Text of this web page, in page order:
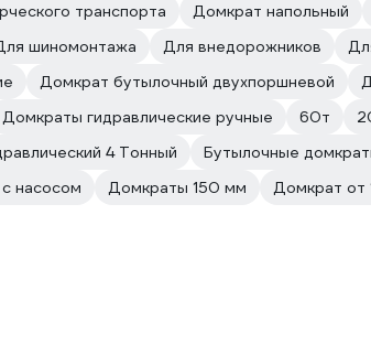
транспорта Домкрат напольный
шиномонтажа Для внедорожников
Домкрат бутылочный двухпоршневой
Домкраты гидравлические ручные 60т
4 Тонный Бутылочные
насосом Домкраты 150 мм Домкрат от